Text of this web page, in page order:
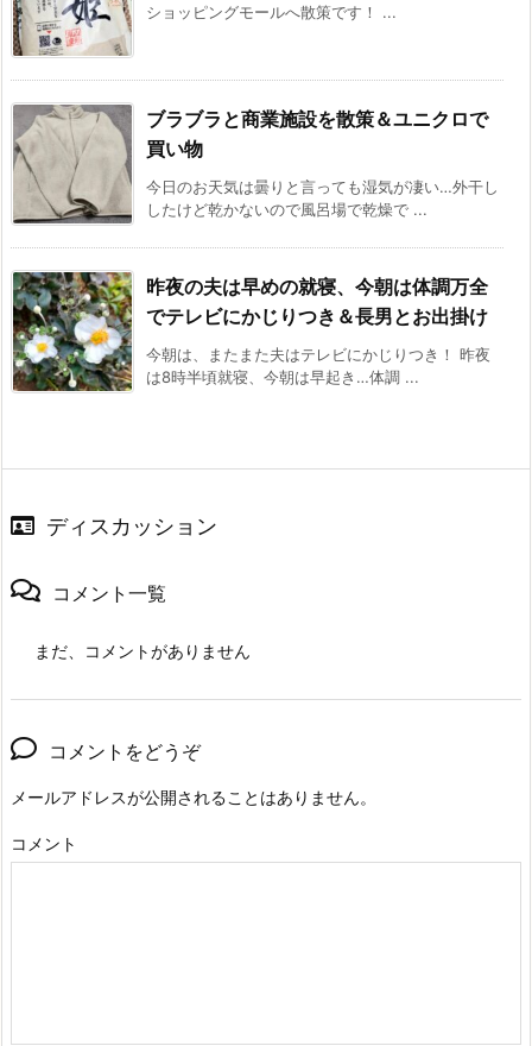
ショッピングモールへ散策です！ ...
ブラブラと商業施設を散策＆ユニクロで
買い物
今日のお天気は曇りと言っても湿気が凄い…外干し
したけど乾かないので風呂場で乾燥で ...
昨夜の夫は早めの就寝、今朝は体調万全
でテレビにかじりつき＆長男とお出掛け
今朝は、またまた夫はテレビにかじりつき！ 昨夜
は8時半頃就寝、今朝は早起き…体調 ...
ディスカッション
コメント一覧
まだ、コメントがありません
コメントをどうぞ
メールアドレスが公開されることはありません。
コメント